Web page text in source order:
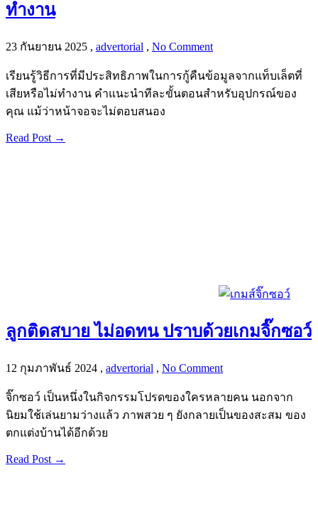
ทำงาน
23 กันยายน 2025 , advertorial , No Comment
เรียนรู้วิธีการที่มีประสิทธิภาพในการกู้คืนข้อมูลจากแท็บเล็ตที่
เสียหรือไม่ทำงาน คำแนะนำทีละขั้นตอนสำหรับอุปกรณ์ของ
คุณ แม้ว่าหน้าจอจะไม่ตอบสนอง
Read Post →
ลูกติดสบาย ไม่อดทน ปราบด้วยเกมจิ๊กซอว์
12 กุมภาพันธ์ 2024 , advertorial , No Comment
จิ๊กซอว์ เป็นหนึ่งในกิจกรรมโปรดของใครหลายคน นอกจาก
นิยมใช้เล่นยามว่างแล้ว ภาพสวย ๆ ยังกลายเป็นของสะสม ของ
ตกแต่งบ้านได้อีกด้วย
Read Post →